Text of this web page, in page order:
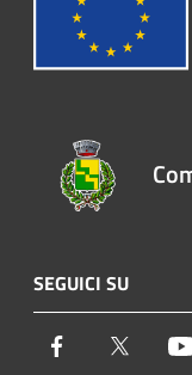
SEGUICI SU
Facebook Twitter